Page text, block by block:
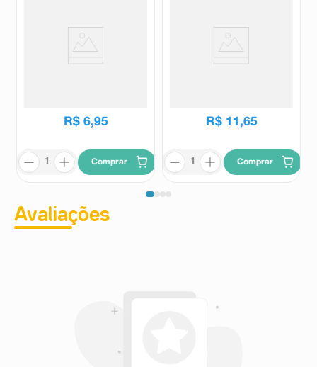
R$ 6,95
Comprar
R$ 11 ,65
Comprar
Avaliações